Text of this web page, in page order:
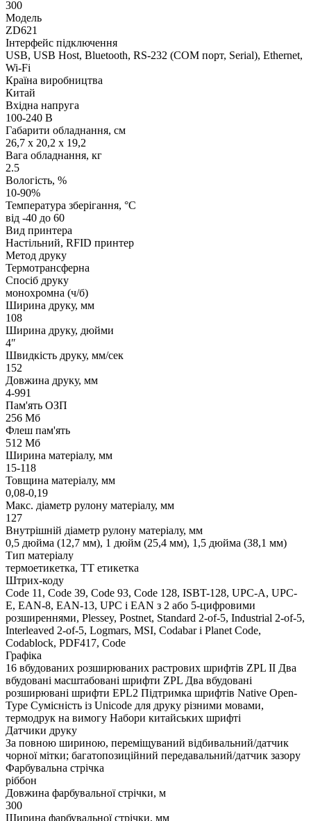
300
Модель
ZD621
Інтерфейс підключення
USB, USB Host, Bluetooth, RS-232 (COM порт, Serial), Ethernet,
Wi-Fi
Країна виробництва
Китай
Вхідна напруга
100-240 В
Габарити обладнання, см
26,7 x 20,2 x 19,2
Вага обладнання, кг
2.5
Вологість, %
10-90%
Температура зберігання, °C
від -40 до 60
Вид принтера
Настільний, RFID принтер
Метод друку
Термотрансферна
Спосіб друку
монохромна (ч/б)
Ширина друку, мм
108
Ширина друку, дюйми
4″
Швидкість друку, мм/сек
152
Довжина друку, мм
4-991
Пам'ять ОЗП
256 Мб
Флеш пам'ять
512 Мб
Ширина матеріалу, мм
15-118
Товщина матеріалу, мм
0,08-0,19
Макс. діаметр рулону матеріалу, мм
127
Внутрішній діаметр рулону матеріалу, мм
0,5 дюйма (12,7 мм), 1 дюйм (25,4 мм), 1,5 дюйма (38,1 мм)
Тип матеріалу
термоетикетка, ТТ етикетка
Штрих-коду
Code 11, Code 39, Code 93, Code 128, ISBT-128, UPC-A, UPC-
E, EAN-8, EAN-13, UPC і EAN з 2 або 5-цифровими
розширеннями, Plessey, Postnet, Standard 2-of-5, Industrial 2-of-5,
Interleaved 2-of-5, Logmars, MSI, Codabar і Planet Code,
Codablock, PDF417, Code
Графіка
16 вбудованих розширюваних растрових шрифтів ZPL II Два
вбудовані масштабовані шрифти ZPL Два вбудовані
розширювані шрифти EPL2 Підтримка шрифтів Native Open-
Type Сумісність із Unicode для друку різними мовами,
термодрук на вимогу Набори китайських шрифті
Датчики друку
За повною шириною, переміщуваний відбивальний/датчик
чорної мітки; багатопозиційний передавальний/датчик зазору
Фарбувальна стрічка
ріббон
Довжина фарбувальної стрічки, м
300
Ширина фарбувальної стрічки, мм